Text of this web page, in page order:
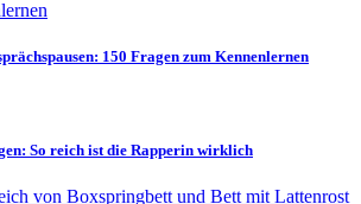
150 Fragen zum Kennenlernen
So reich ist die Rapperin wirklich